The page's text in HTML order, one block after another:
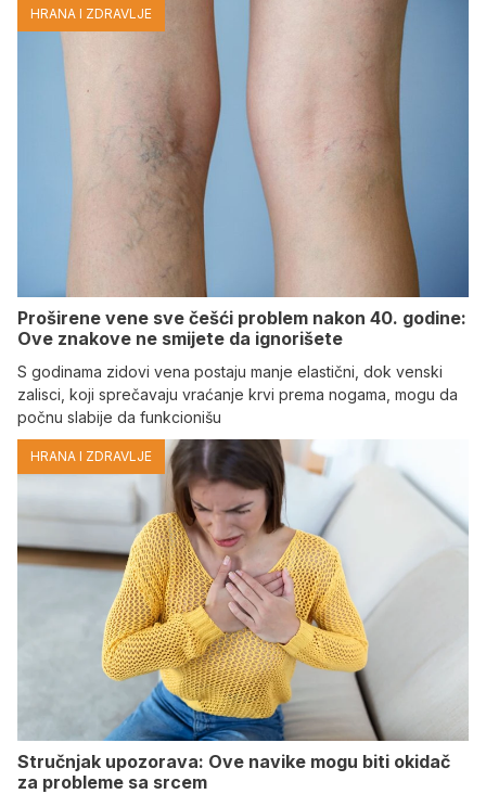
HRANA I ZDRAVLJE
Proširene vene sve češći problem nakon 40. godine:
Ove znakove ne smijete da ignorišete
S godinama zidovi vena postaju manje elastični, dok venski
zalisci, koji sprečavaju vraćanje krvi prema nogama, mogu da
počnu slabije da funkcionišu
HRANA I ZDRAVLJE
Stručnjak upozorava: Ove navike mogu biti okidač
za probleme sa srcem